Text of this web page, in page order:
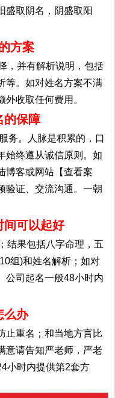
盛取阴名，阴盛取阳
方案
，并有解析说明，包括
等。如对姓名方案不满
收取任何费用。
的保障
务。人脉是积累的，口
始终遵从诚信原则。如
博客或网站【查看案
验证、交流沟通。一朝
间可以起好
结果包括八字命理，五
组)和姓名解析；如对
公司起名一般48小时内
么办
止重名；和当地方言比
意请告知严老师，严老
小时内提供第2套方